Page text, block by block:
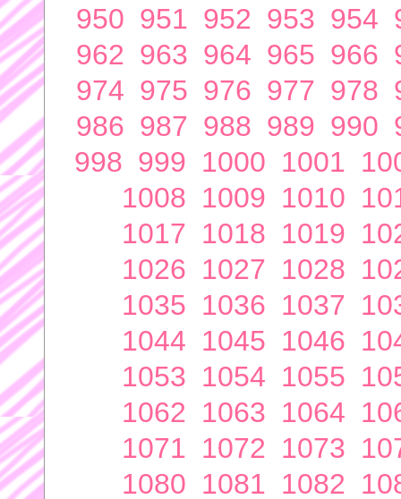
950 951 952 953 954
962 963 964 965 966
974 975 976 977 978
986 987 988 989 990
998 999 1000 1001
1008 1009 1010
1017 1018 1019
1026 1027 1028
1035 1036 1037
1044 1045 1046
1053 1054 1055
1062 1063 1064
1071 1072 1073
1080 1081 1082